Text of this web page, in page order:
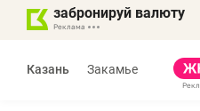
забронируй валюту
Казань Закамье